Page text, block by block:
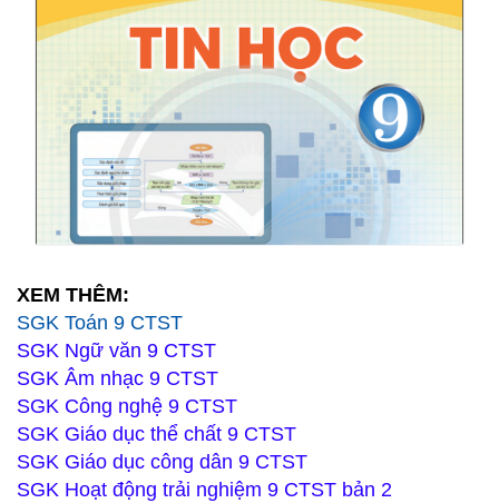
XEM THÊM:
SGK Toán 9 CTST
SGK Ngữ văn 9 CTST
SGK Âm nhạc 9 CTST
SGK Công nghệ 9 CTST
SGK Giáo dục thể chất 9 CTST
SGK Giáo dục công dân 9 CTST
SGK Hoạt động trải nghiệm 9 CTST bản 2